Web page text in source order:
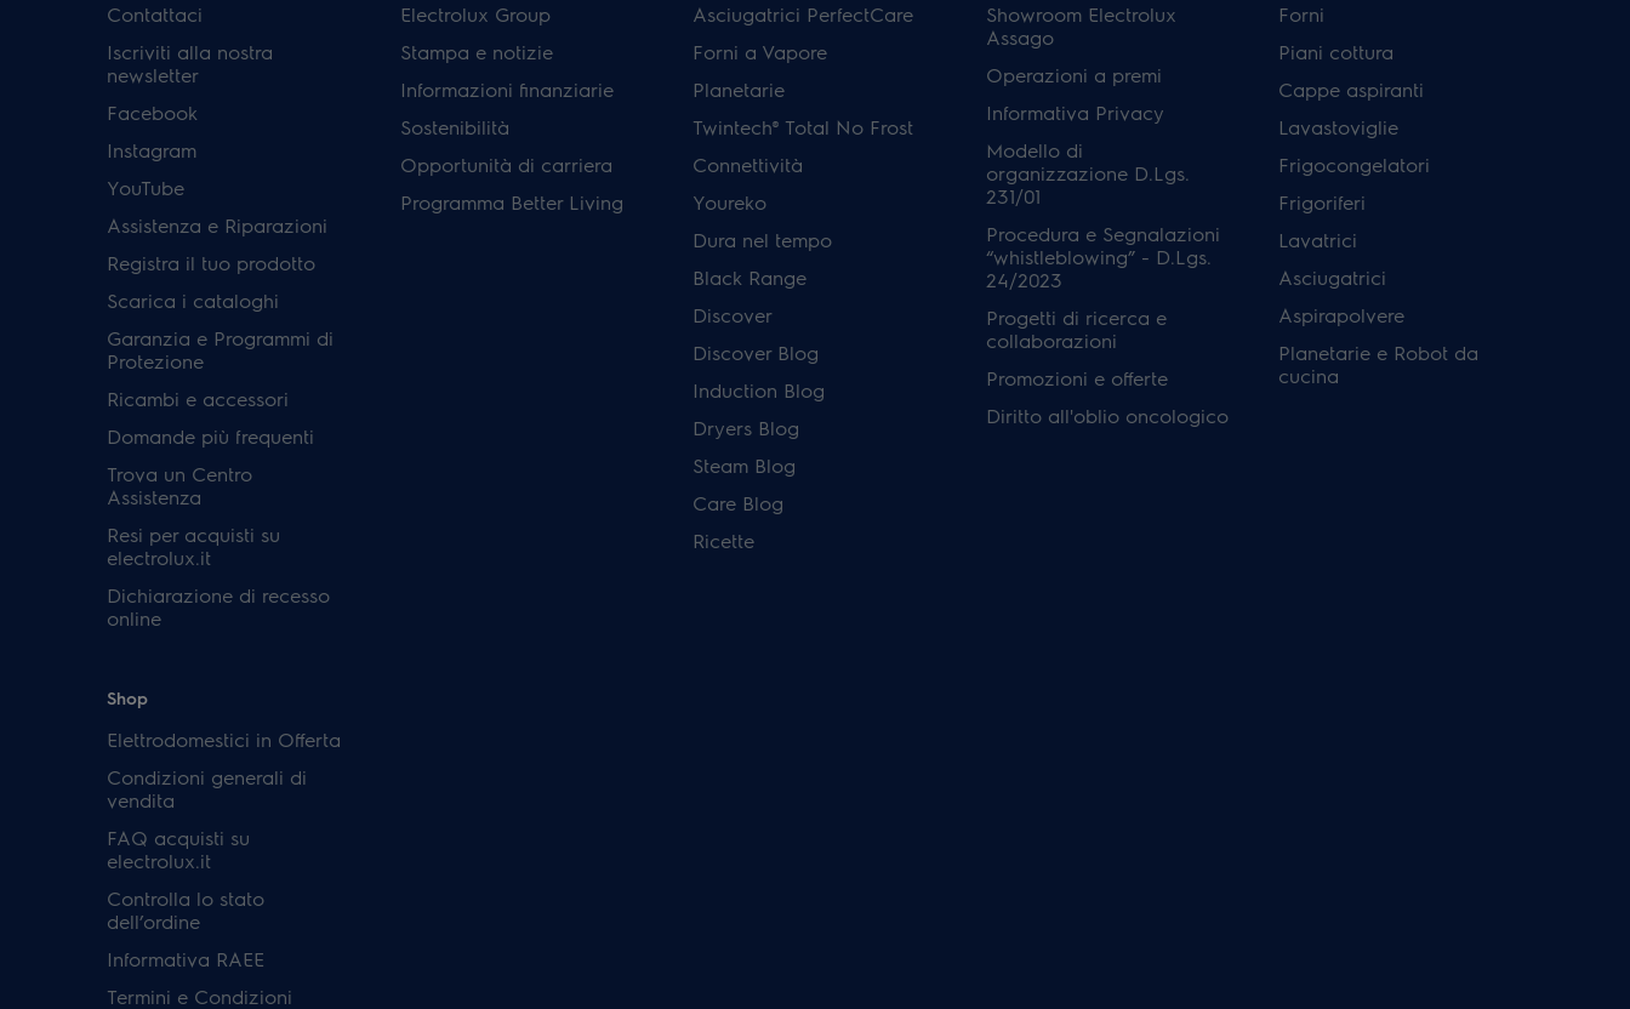
Contattaci
Iscriviti alla nostra
newsletter
Facebook
Instagram
YouTube
Assistenza e Riparazioni
Registra il tuo prodotto
Scarica i cataloghi
Garanzia e Programmi di
Protezione
Ricambi e accessori
Domande più frequenti
Trova un Centro
Assistenza
Resi per acquisti su
electrolux.it
Dichiarazione di recesso
online
Electrolux Group
Stampa e notizie
Informazioni finanziarie
Sostenibilità
Opportunità di carriera
Programma Better Living
Asciugatrici PerfectCare
Forni a Vapore
Planetarie
Twintech® Total No Frost
Connettività
Youreko
Dura nel tempo
Black Range
Discover
Discover Blog
Induction Blog
Dryers Blog
Steam Blog
Care Blog
Ricette
Showroom Electrolux
Assago
Operazioni a premi
Informativa Privacy
Modello di
organizzazione D.Lgs.
231/01
Procedura e Segnalazioni
“whistleblowing” - D.Lgs.
24/2023
Progetti di ricerca e
collaborazioni
Promozioni e offerte
Diritto all'oblio oncologico
Forni
Piani cottura
Cappe aspiranti
Lavastoviglie
Frigocongelatori
Frigoriferi
Lavatrici
Asciugatrici
Aspirapolvere
Planetarie e Robot da
cucina
Shop
Elettrodomestici in Offerta
Condizioni generali di
vendita
FAQ acquisti su
electrolux.it
Controlla lo stato
dell’ordine
Informativa RAEE
Termini e Condizioni